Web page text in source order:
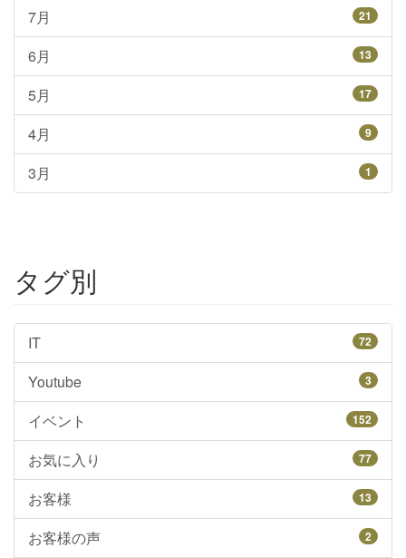
7月 21
6月 13
5月 17
4月 9
3月 1
タグ別
IT 72
Youtube 3
イベント 152
お気に入り 77
お客様 13
お客様の声 2